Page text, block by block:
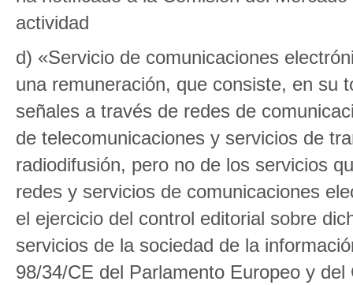
actividad
d) «Servicio de comunicaciones
una remuneración, que consiste, en su
señales a través de redes de
de telecomunicaciones y servicios de
radiodifusión, pero no de los servicios
redes y servicios de comunicaciones
el ejercicio del control editorial sobre
servicios de la sociedad de la
98/34/CE del Parlamento Europeo y